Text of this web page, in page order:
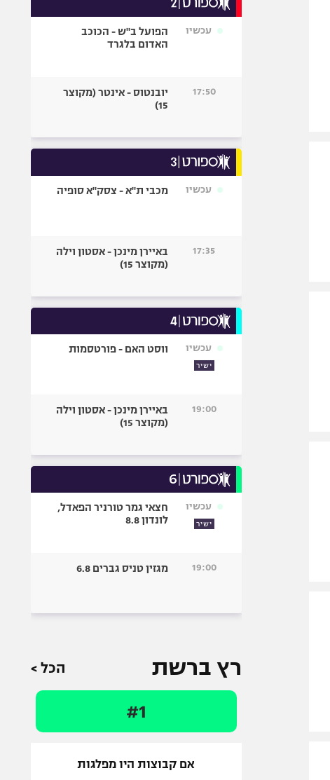
ספורט מוטורי
בייסבול MLB
גיימינג E-Sports
עכשיו
הפועל ב"ש - הכוכב
האדום בלגרד
17:50
יובנטוס - אינטר (מקוצר
15)
עכשיו מכבי ת"א - צסק"א סופיה
17:35
באיירן מינכן - אסטון וילה
(מקוצר 15)
עכשיו
ישיר
ווסט האם - פורטסמות
19:00
באיירן מינכן - אסטון וילה
(מקוצר 15)
עכשיו
ישיר
חצאי גמר טורניר הפאדל,
לונדון 8.8
19:00 מגזין טניס גברים 6.8
רץ ברשת הכל >
#1
אם קבוצות היו מפלגות